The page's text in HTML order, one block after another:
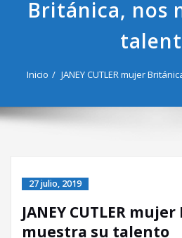
Británica, nos
Inicio JANEY CUTLER mujer
27 julio, 2019
JANEY CUTLER
muestra su talento